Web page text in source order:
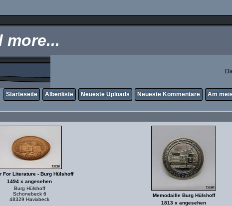
more...
Starteseite Albenliste Neueste Uploads Neueste Kommentare Am
For Literature - Burg Hülshoff
1494 x angesehen
Burg Hülshoff
Schonebeck 6
48329 Havixbeck
Memodaille Burg Hülshoff
1813 x angesehen